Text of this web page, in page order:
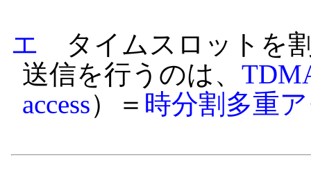
エ タイムスロットを
送信を行うのは、
access）＝ 時分割多重